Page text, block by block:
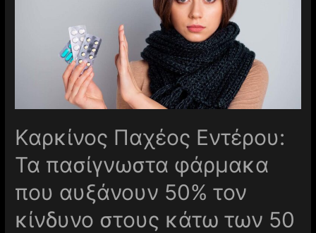
Καρκίνος Παχέος Εντέρου:
Τα πασίγνωστα φάρμακα
που αυξάνουν 50% τον
κίνδυνο στους κάτω των 50